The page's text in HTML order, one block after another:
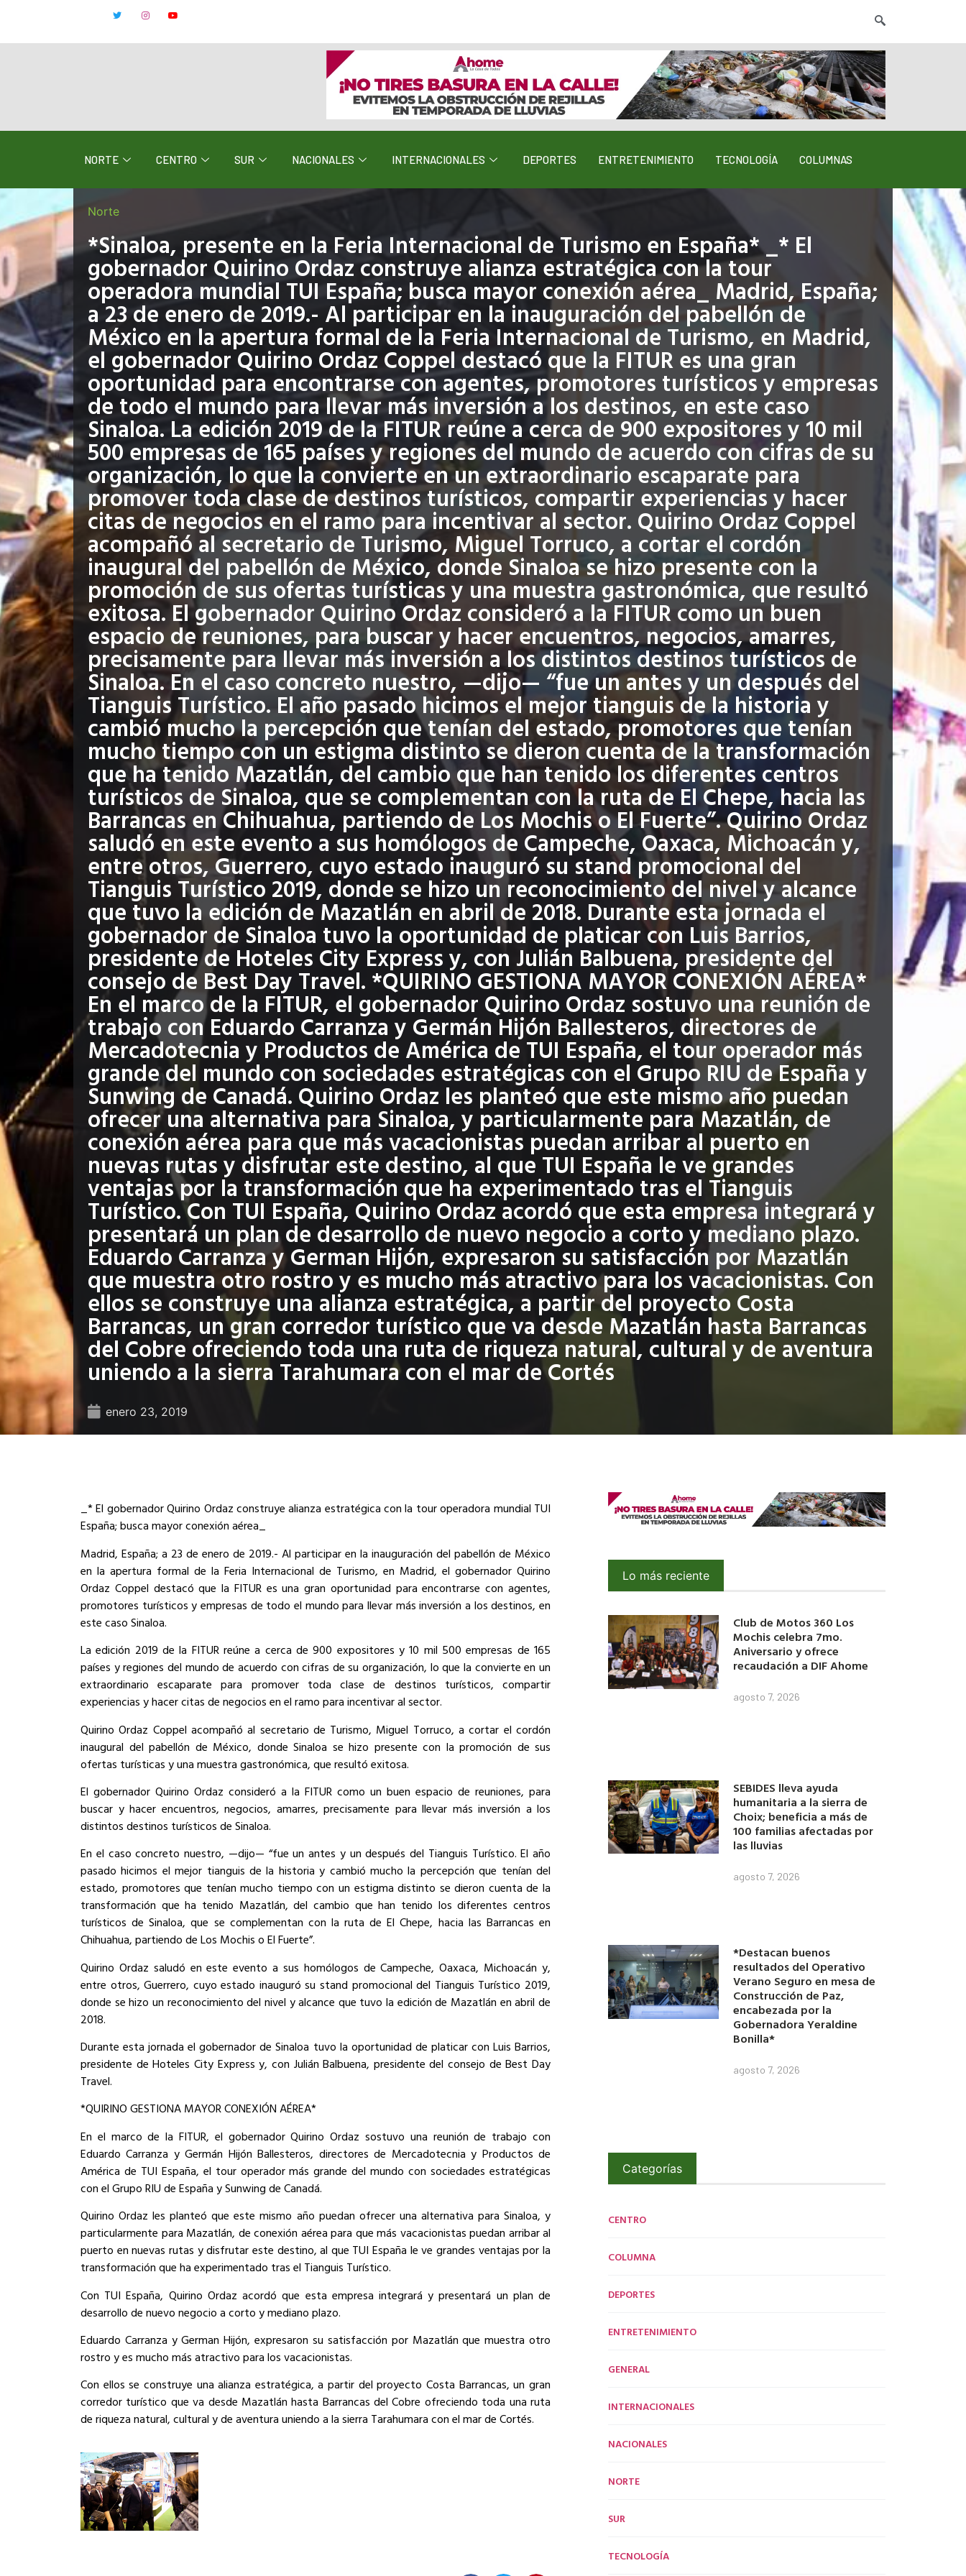
NORTE CENTRO SUR NACIONALES INTERNACIONALES DEPORTES ENTRETENIMIENTO TECNOLOGÍA COLUMNAS
Norte
*Sinaloa, presente en la Feria Internacional de Turismo en España* _* El
gobernador Quirino Ordaz construye alianza estratégica con la tour
operadora mundial TUI España; busca mayor conexión aérea_ Madrid, España;
a 23 de enero de 2019.- Al participar en la inauguración del pabellón de
México en la apertura formal de la Feria Internacional de Turismo, en Madrid,
el gobernador Quirino Ordaz Coppel destacó que la FITUR es una gran
oportunidad para encontrarse con agentes, promotores turísticos y empresas
de todo el mundo para llevar más inversión a los destinos, en este caso
Sinaloa. La edición 2019 de la FITUR reúne a cerca de 900 expositores y 10 mil
500 empresas de 165 países y regiones del mundo de acuerdo con cifras de su
organización, lo que la convierte en un extraordinario escaparate para
promover toda clase de destinos turísticos, compartir experiencias y hacer
citas de negocios en el ramo para incentivar al sector. Quirino Ordaz Coppel
acompañó al secretario de Turismo, Miguel Torruco, a cortar el cordón
inaugural del pabellón de México, donde Sinaloa se hizo presente con la
promoción de sus ofertas turísticas y una muestra gastronómica, que resultó
exitosa. El gobernador Quirino Ordaz consideró a la FITUR como un buen
espacio de reuniones, para buscar y hacer encuentros, negocios, amarres,
precisamente para llevar más inversión a los distintos destinos turísticos de
Sinaloa. En el caso concreto nuestro, —dijo— “fue un antes y un después del
Tianguis Turístico. El año pasado hicimos el mejor tianguis de la historia y
cambió mucho la percepción que tenían del estado, promotores que tenían
mucho tiempo con un estigma distinto se dieron cuenta de la transformación
que ha tenido Mazatlán, del cambio que han tenido los diferentes centros
turísticos de Sinaloa, que se complementan con la ruta de El Chepe, hacia las
Barrancas en Chihuahua, partiendo de Los Mochis o El Fuerte”. Quirino Ordaz
saludó en este evento a sus homólogos de Campeche, Oaxaca, Michoacán y,
entre otros, Guerrero, cuyo estado inauguró su stand promocional del
Tianguis Turístico 2019, donde se hizo un reconocimiento del nivel y alcance
que tuvo la edición de Mazatlán en abril de 2018. Durante esta jornada el
gobernador de Sinaloa tuvo la oportunidad de platicar con Luis Barrios,
presidente de Hoteles City Express y, con Julián Balbuena, presidente del
consejo de Best Day Travel. *QUIRINO GESTIONA MAYOR CONEXIÓN AÉREA*
En el marco de la FITUR, el gobernador Quirino Ordaz sostuvo una reunión de
trabajo con Eduardo Carranza y Germán Hijón Ballesteros, directores de
Mercadotecnia y Productos de América de TUI España, el tour operador más
grande del mundo con sociedades estratégicas con el Grupo RIU de España y
Sunwing de Canadá. Quirino Ordaz les planteó que este mismo año puedan
ofrecer una alternativa para Sinaloa, y particularmente para Mazatlán, de
conexión aérea para que más vacacionistas puedan arribar al puerto en
nuevas rutas y disfrutar este destino, al que TUI España le ve grandes
ventajas por la transformación que ha experimentado tras el Tianguis
Turístico. Con TUI España, Quirino Ordaz acordó que esta empresa integrará y
presentará un plan de desarrollo de nuevo negocio a corto y mediano plazo.
Eduardo Carranza y German Hijón, expresaron su satisfacción por Mazatlán
que muestra otro rostro y es mucho más atractivo para los vacacionistas. Con
ellos se construye una alianza estratégica, a partir del proyecto Costa
Barrancas, un gran corredor turístico que va desde Mazatlán hasta Barrancas
del Cobre ofreciendo toda una ruta de riqueza natural, cultural y de aventura
uniendo a la sierra Tarahumara con el mar de Cortés
enero 23, 2019
_* El gobernador Quirino Ordaz construye alianza estratégica con la tour operadora mundial TUI
España; busca mayor conexión aérea_
Madrid, España; a 23 de enero de 2019.- Al participar en la inauguración del pabellón de México
en la apertura formal de la Feria Internacional de Turismo, en Madrid, el gobernador Quirino
Ordaz Coppel destacó que la FITUR es una gran oportunidad para encontrarse con agentes,
promotores turísticos y empresas de todo el mundo para llevar más inversión a los destinos, en
este caso Sinaloa.
La edición 2019 de la FITUR reúne a cerca de 900 expositores y 10 mil 500 empresas de 165
países y regiones del mundo de acuerdo con cifras de su organización, lo que la convierte en un
extraordinario escaparate para promover toda clase de destinos turísticos, compartir
experiencias y hacer citas de negocios en el ramo para incentivar al sector.
Quirino Ordaz Coppel acompañó al secretario de Turismo, Miguel Torruco, a cortar el cordón
inaugural del pabellón de México, donde Sinaloa se hizo presente con la promoción de sus
ofertas turísticas y una muestra gastronómica, que resultó exitosa.
El gobernador Quirino Ordaz consideró a la FITUR como un buen espacio de reuniones, para
buscar y hacer encuentros, negocios, amarres, precisamente para llevar más inversión a los
distintos destinos turísticos de Sinaloa.
En el caso concreto nuestro, —dijo— “fue un antes y un después del Tianguis Turístico. El año
pasado hicimos el mejor tianguis de la historia y cambió mucho la percepción que tenían del
estado, promotores que tenían mucho tiempo con un estigma distinto se dieron cuenta de la
transformación que ha tenido Mazatlán, del cambio que han tenido los diferentes centros
turísticos de Sinaloa, que se complementan con la ruta de El Chepe, hacia las Barrancas en
Chihuahua, partiendo de Los Mochis o El Fuerte”.
Quirino Ordaz saludó en este evento a sus homólogos de Campeche, Oaxaca, Michoacán y,
entre otros, Guerrero, cuyo estado inauguró su stand promocional del Tianguis Turístico 2019,
donde se hizo un reconocimiento del nivel y alcance que tuvo la edición de Mazatlán en abril de
2018.
Durante esta jornada el gobernador de Sinaloa tuvo la oportunidad de platicar con Luis Barrios,
presidente de Hoteles City Express y, con Julián Balbuena, presidente del consejo de Best Day
Travel.
*QUIRINO GESTIONA MAYOR CONEXIÓN AÉREA*
En el marco de la FITUR, el gobernador Quirino Ordaz sostuvo una reunión de trabajo con
Eduardo Carranza y Germán Hijón Ballesteros, directores de Mercadotecnia y Productos de
América de TUI España, el tour operador más grande del mundo con sociedades estratégicas
con el Grupo RIU de España y Sunwing de Canadá.
Quirino Ordaz les planteó que este mismo año puedan ofrecer una alternativa para Sinaloa, y
particularmente para Mazatlán, de conexión aérea para que más vacacionistas puedan arribar al
puerto en nuevas rutas y disfrutar este destino, al que TUI España le ve grandes ventajas por la
transformación que ha experimentado tras el Tianguis Turístico.
Con TUI España, Quirino Ordaz acordó que esta empresa integrará y presentará un plan de
desarrollo de nuevo negocio a corto y mediano plazo.
Eduardo Carranza y German Hijón, expresaron su satisfacción por Mazatlán que muestra otro
rostro y es mucho más atractivo para los vacacionistas.
Con ellos se construye una alianza estratégica, a partir del proyecto Costa Barrancas, un gran
corredor turístico que va desde Mazatlán hasta Barrancas del Cobre ofreciendo toda una ruta
de riqueza natural, cultural y de aventura uniendo a la sierra Tarahumara con el mar de Cortés.
Lo más reciente
Club de Motos 360 Los
Mochis celebra 7mo.
Aniversario y ofrece
recaudación a DIF Ahome
agosto 7, 2026
SEBIDES lleva ayuda
humanitaria a la sierra de
Choix; beneficia a más de
100 familias afectadas por
las lluvias
agosto 7, 2026
*Destacan buenos
resultados del Operativo
Verano Seguro en mesa de
Construcción de Paz,
encabezada por la
Gobernadora Yeraldine
Bonilla*
agosto 7, 2026
Categorías
CENTRO
COLUMNA
DEPORTES
ENTRETENIMIENTO
GENERAL
INTERNACIONALES
NACIONALES
NORTE
SUR
TECNOLOGÍA